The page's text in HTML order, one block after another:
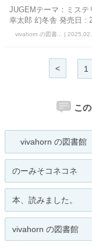
JUGEMテーマ：ミス
幸太郎 幻冬舎 発売日 :
vivahorn の図書... |
< 1
こ
vivahorn の図書館
のーみそコネコネ
本、読みました。
vivahorn の図書館